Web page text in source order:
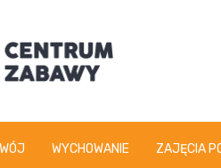
WYCHOWANIE ZAJĘCIA